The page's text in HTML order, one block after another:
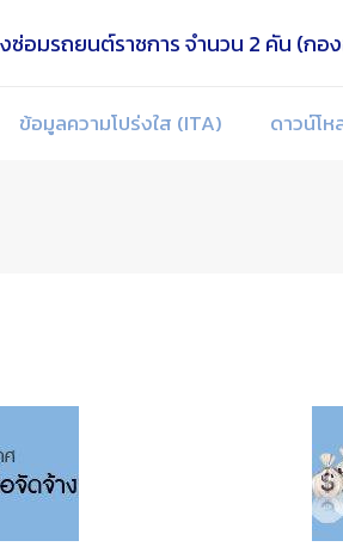
ข้อมูลความโปร่งใส (ITA) ดาวน์โห